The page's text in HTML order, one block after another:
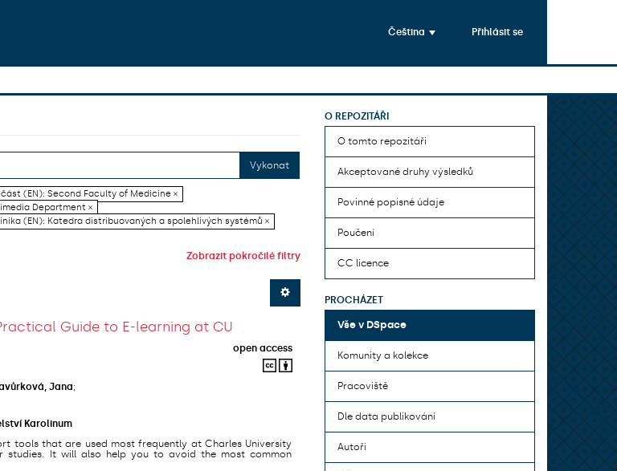
Čeština Přihlásit se
Vykonat
(EN): Second Faculty of Medicine ×
Department ×
(EN): Katedra distribuovaných a spolehlivých systémů ×
Zobrazit pokročilé filtry
Guide to E-learning at CU
open access
Jana;
Karolinum
tools that are used most frequently at Charles University
studies. It will also help you to avoid the most common
O REPOZITÁŘI
O tomto repozitáři
Akceptované druhy výsledků
Povinné popisné údaje
Poučení
CC licence
PROCHÁZET
Vše v DSpace
Komunity a kolekce
Pracoviště
Dle data publikování
Autoři